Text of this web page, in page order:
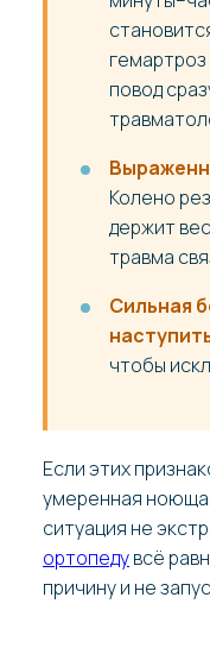
повод
Колено
держит
травма
Сильная
чтобы
Если этих
умеренная
ситуация не
ортопедувсё
причину и не